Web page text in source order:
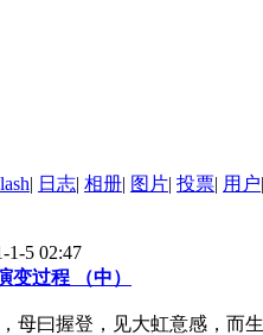
| 日志| 相册| 图片| 投票| 用户|
1-5 02:47
变过程 （中）
母曰握登，见大虹意感，而